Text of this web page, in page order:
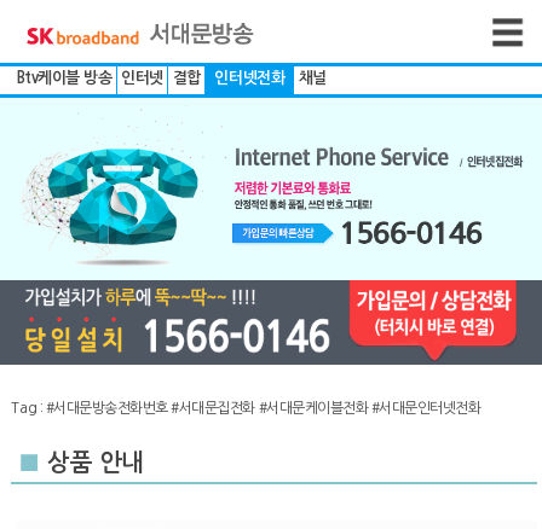
Btv케이블 방송 인터넷 결합 인터넷전화 채널
Tag : #서대문방송전화번호 #서대문집전화 #서대문케이블전화 #서대문인터넷전화
■상품 안내